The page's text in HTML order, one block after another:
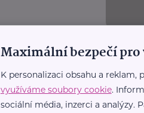
Maximální bezpečí pro
K personalizaci obsahu a reklam,
využíváme soubory cookie.
sociální média, inzerci a